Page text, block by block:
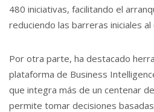
480 iniciativas, facilitando el
reduciendo las barreras iniciales
Por otra parte, ha destacado
plataforma de Business
que integra más de un centenar
permite tomar decisiones